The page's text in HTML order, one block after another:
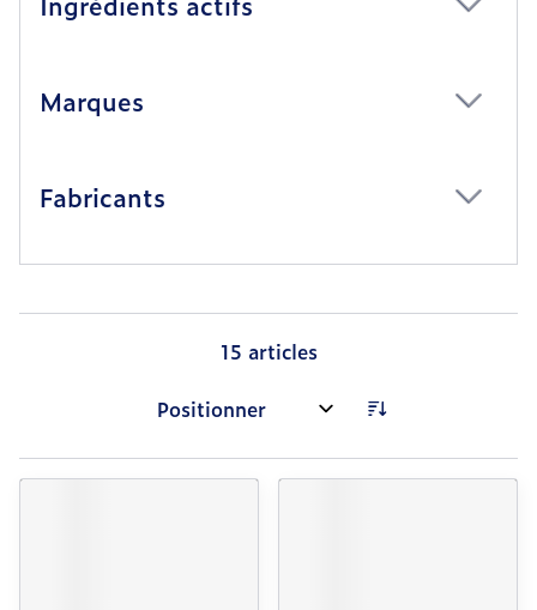
Marques
Fabricants
15 articles
Trier par: